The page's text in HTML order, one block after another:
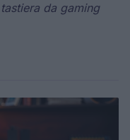
da gaming